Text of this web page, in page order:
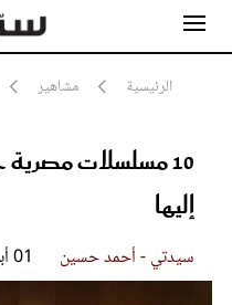
الرئيسية مشاهير
10 مسلسلات
إليها
سيدتي - أحمد حسين 01 أبريل 2026
مشاهير
جمال
سيدتي وطفلك
لايف ستايل